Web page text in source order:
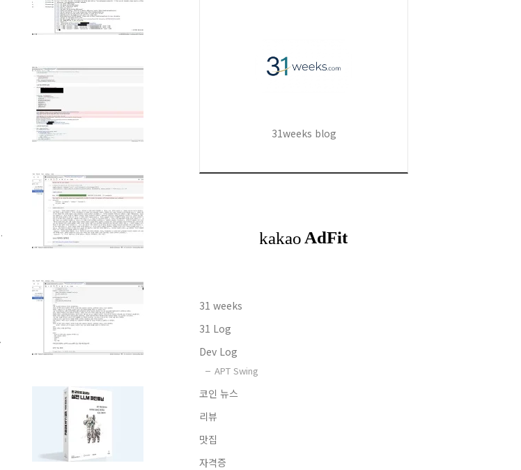
31weeks blog
31 weeks
31 Log
Dev Log
APT Swing
코인 뉴스
리뷰
맛집
자격증